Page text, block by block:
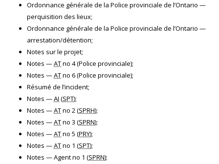
Ordonnance générale de la Police provinciale de l’Ontario —
perquisition des lieux;
Ordonnance générale de la Police provinciale de l’Ontario —
arrestation/détention;
Notes sur le projet;
Notes —ATno 4 (Police provinciale);
Notes —ATno 6 (Police provinciale);
Résumé de l’incident;
Notes —AI (SPT);
Notes —ATno 2 (SPRH);
Notes —ATno 3 (SPRN);
Notes —ATno 5 (PRY);
Notes —ATno 1 (SPT);
Notes — Agent no 1 (SPRN);